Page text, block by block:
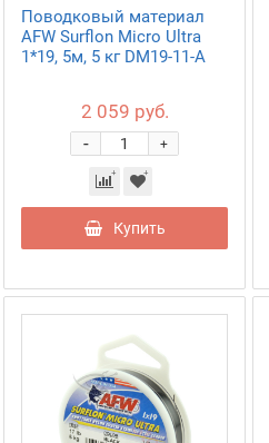
Поводковый материал
AFW Surflon Micro Ultra
1*19, 5м, 5 кг DM19-11-A
2 059 руб.
+
-
Купить